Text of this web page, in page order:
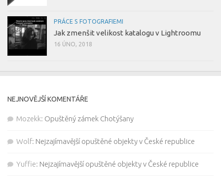
PRÁCE S FOTOGRAFIEMI
Jak zmenšit velikost katalogu v Lightroomu
16 ÚNO, 2018
NEJNOVĚJŠÍ KOMENTÁŘE
Mozekk: Opuštěný zámek Chotýšany
Wolf: Nejzajímavější opuštěné objekty v České republice
Yuffie: Nejzajímavější opuštěné objekty v České republice